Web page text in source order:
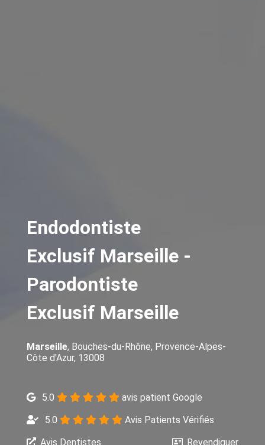
Endodontiste
Exclusif Marseille -
Parodontiste
Exclusif Marseille
Marseille, Bouches-du-Rhône, Provence-Alpes-
Côte d'Azur, 13008
5.0
avis patient Google
5.0
Avis Patients Vérifiés
Avis Dentistes
Revendiquer